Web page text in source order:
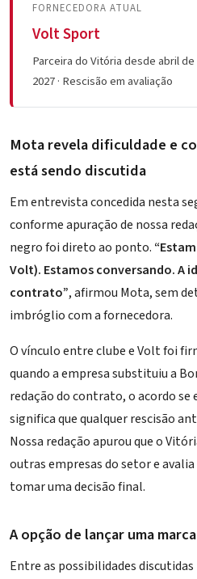
FORNECEDORA ATUAL
Volt Sport
Parceira do Vitória desde abril
2027 · Rescisão em avaliação
Mota revela dificuldade e
está sendo discutida
Em entrevista concedida nesta
conforme apuração de nossa
negro foi direto ao ponto.
Volt). Estamos conversando. A
contrato”, afirmou Mota, sem
imbróglio com a fornecedora.
O vínculo entre clube e Volt foi
quando a empresa substituiu a
redação do contrato, o acordo se
significa que qualquer rescisão
Nossa redação apurou que o
outras empresas do setor e
tomar uma decisão final.
A opção de lançar uma
Entre as possibilidades